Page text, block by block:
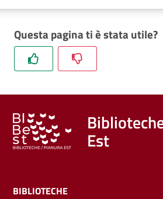
Trova
libri
film
Calendario
Questa pagina ti è stata utile?
Est
BIBLIOTECHE